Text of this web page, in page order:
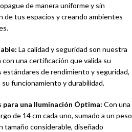
de manera uniforme y sin
de tus espacios y creando ambientes
La calidad y seguridad son nuestra
una certificación que valida su
estándares de rendimiento y seguridad,
funcionamiento y durabilidad.
una Iluminación Óptima: Con una
de 14 cm cada uno, sumado a un peso
tamaño considerable, diseñado